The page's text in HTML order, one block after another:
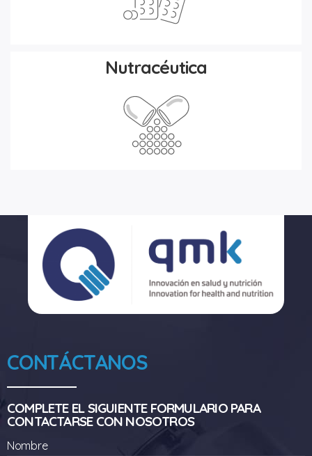
Nutracéutica
CONTÁCTANOS
COMPLETE EL SIGUIENTE FORMULARIO PARA
CONTACTARSE CON NOSOTROS
Nombre